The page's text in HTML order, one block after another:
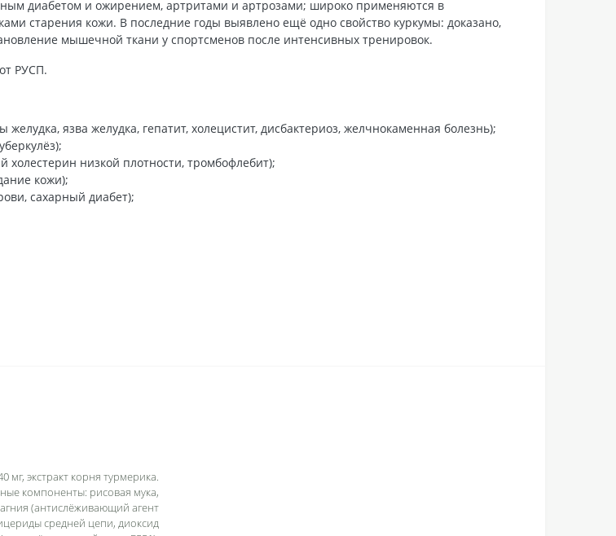
диабетом и ожирением, артритами и артрозами; широко применяются в
старения кожи. В последние годы выявлено ещё одно свойство куркумы: доказано,
мышечной ткани у спортсменов после интенсивных тренировок.
РУСП.
язва желудка, гепатит, холецистит, дисбактериоз, желчнокаменная болезнь);
низкой плотности, тромбофлебит);
кожи);
сахарный диабет);
мг, экстракт корня турмерика.
компоненты: рисовая мука,
(антислёживающий агент
средней цепи, диоксид